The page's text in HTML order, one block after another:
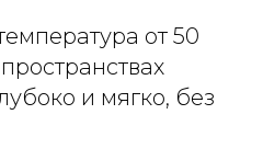
от 50
и мягко, без